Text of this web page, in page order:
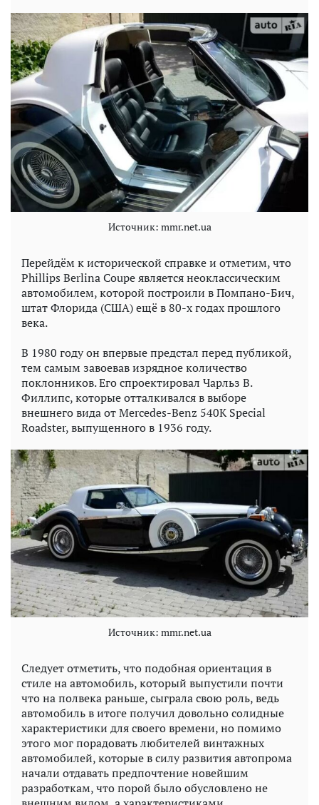
Источник: mmr.net.ua
Перейдём к исторической справке и отметим, что
Phillips Berlina Coupe является неоклассическим
автомобилем, которой построили в Помпано-Бич,
штат Флорида (США) ещё в 80-х годах прошлого
века.
В 1980 году он впервые предстал перед публикой,
тем самым завоевав изрядное количество
поклонников. Его спроектировал Чарльз В.
Филлипс, которые отталкивался в выборе
внешнего вида от Mercedes-Benz 540K Special
Roadster, выпущенного в 1936 году.
Источник: mmr.net.ua
Следует отметить, что подобная ориентация в
стиле на автомобиль, который выпустили почти
что на полвека раньше, сыграла свою роль, ведь
автомобиль в итоге получил довольно солидные
характеристики для своего времени, но помимо
этого мог порадовать любителей винтажных
автомобилей, которые в силу развития автопрома
начали отдавать предпочтение новейшим
разработкам, что порой было обусловлено не